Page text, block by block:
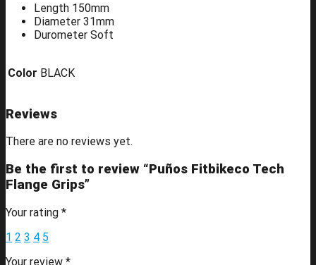
Length 150mm
Diameter 31mm
Durometer Soft
Color BLACK
Reviews
There are no reviews yet.
Be the first to review “Puños Fitbikeco Tech
Flange Grips”
Your rating *
1 2 3 4 5
Your review *